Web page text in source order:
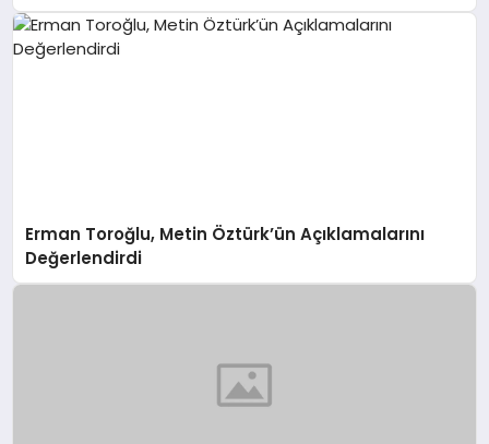
Erman Toroğlu, Metin Öztürk’ün Açıklamalarını
Değerlendirdi